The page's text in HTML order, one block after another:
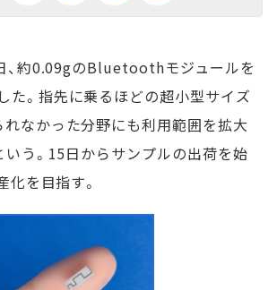
約0.09gのBluetoothモジュールを
た。指先に乗るほどの超小型サイズ
れなかった分野にも利用範囲を拡大
いう。15日からサンプルの出荷を始
化を目指す。